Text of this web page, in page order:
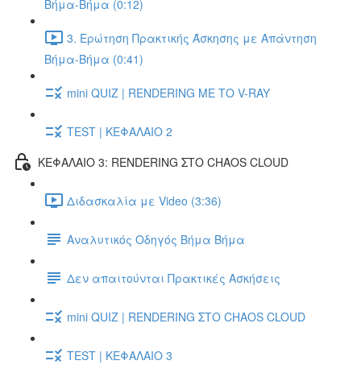
Βήμα-Βήμα (0:12)
3. Ερώτηση Πρακτικής Άσκησης με Απάντηση
Βήμα-Βήμα (0:41)
mini QUIZ | RENDERING ΜΕ ΤΟ V-RAY
TEST | ΚΕΦΑΛΑΙΟ 2
ΚΕΦΑΛΑΙΟ 3: RENDERING ΣΤΟ CHAOS CLOUD
Διδασκαλία με Video (3:36)
Αναλυτικός Οδηγός Βήμα Βήμα
Δεν απαιτούνται Πρακτικές Ασκήσεις
mini QUIZ | RENDERING ΣΤΟ CHAOS CLOUD
TEST | ΚΕΦΑΛΑΙΟ 3